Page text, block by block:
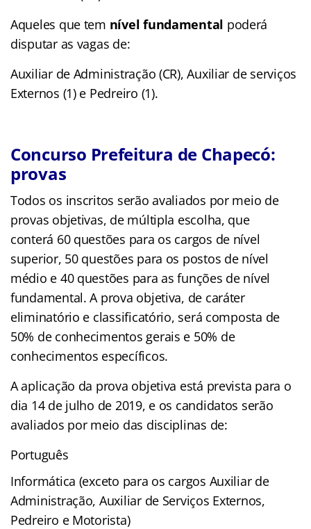
Aqueles que tem nível fundamental poderá
disputar as vagas de:
Auxiliar de Administração (CR), Auxiliar de serviços
Externos (1) e Pedreiro (1).
Concurso Prefeitura de Chapecó:
provas
Todos os inscritos serão avaliados por meio de
provas objetivas, de múltipla escolha, que
conterá 60 questões para os cargos de nível
superior, 50 questões para os postos de nível
médio e 40 questões para as funções de nível
fundamental. A prova objetiva, de caráter
eliminatório e classificatório, será composta de
50% de conhecimentos gerais e 50% de
conhecimentos específicos.
A aplicação da prova objetiva está prevista para o
dia 14 de julho de 2019, e os candidatos serão
avaliados por meio das disciplinas de:
Português
Informática (exceto para os cargos Auxiliar de
Administração, Auxiliar de Serviços Externos,
Pedreiro e Motorista)